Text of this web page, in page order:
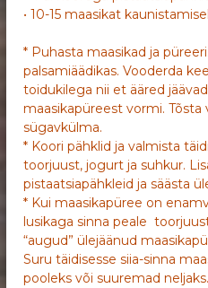
• 10-15 maasikat
* Puhasta maasikad ja
palsamiäädikas. Vooderda
toidukilega nii et ääred
maasikapüreest vormi. Tõsta
sügavkülma.
* Koori pähklid ja valmista
toorjuust, jogurt ja suhkur.
pistaatsiapähkleid ja säästa
* Kui maasikapüree on
lusikaga sinna peale
“augud” ülejäänud
Suru täidisesse siia-sinna
pooleks või suuremad neljaks.